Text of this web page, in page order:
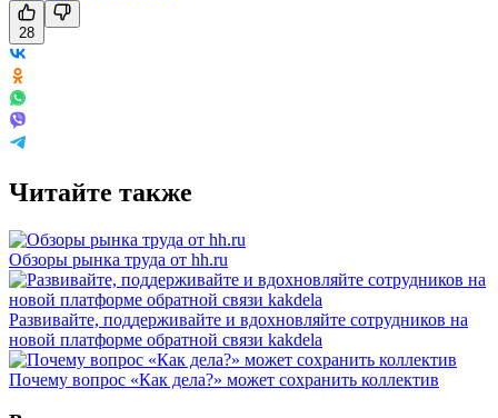
28
Читайте также
Обзоры рынка труда от hh.ru
Развивайте, поддерживайте и вдохновляйте сотрудников на
новой платформе обратной связи kakdela
Почему вопрос «Как дела?» может сохранить коллектив